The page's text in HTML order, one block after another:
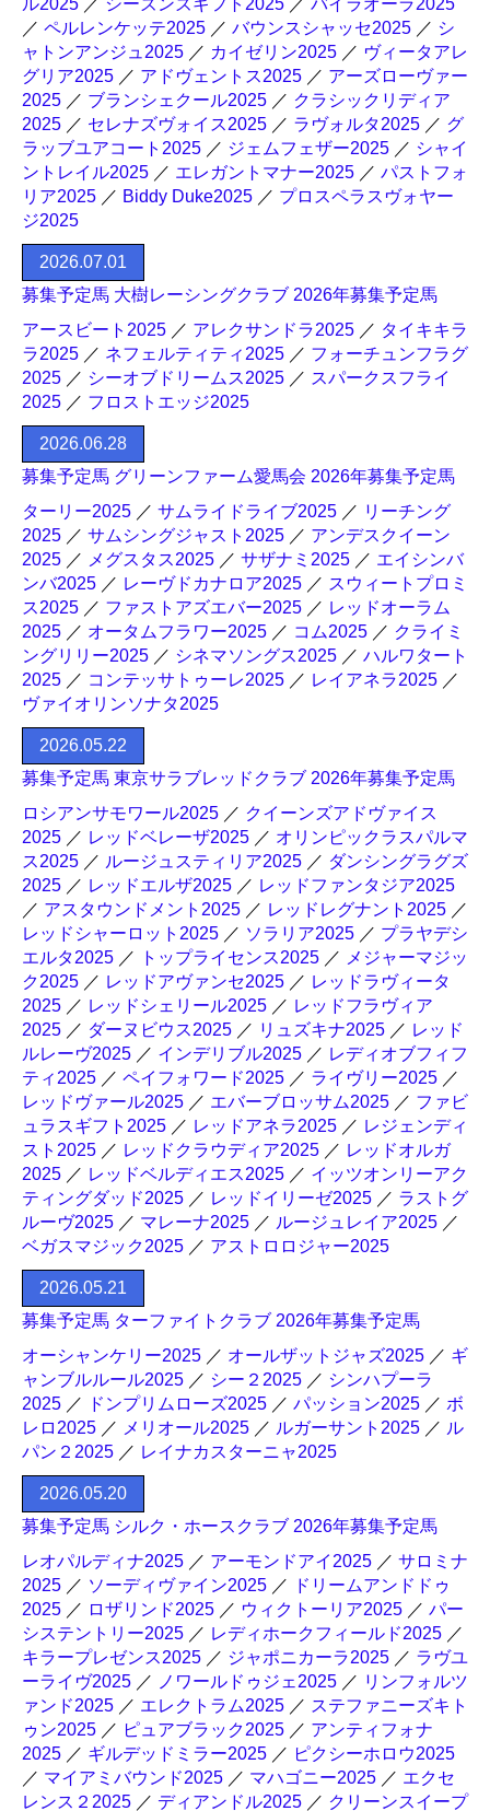
ル2025 ／ シーズンズギフト2025 ／ バイラオーラ2025
／ ペルレンケッテ2025 ／ バウンスシャッセ2025 ／ シ
ャトンアンジュ2025 ／ カイゼリン2025 ／ ヴィータアレ
グリア2025 ／ アドヴェントス2025 ／ アーズローヴァー
2025 ／ ブランシェクール2025 ／ クラシックリディア
2025 ／ セレナズヴォイス2025 ／ ラヴォルタ2025 ／ グ
ラッブユアコート2025 ／ ジェムフェザー2025 ／ シャイ
ントレイル2025 ／ エレガントマナー2025 ／ パストフォ
リア2025 ／ Biddy Duke2025 ／ プロスペラスヴォヤー
ジ2025
2026.07.01
募集予定馬 大樹レーシングクラブ 2026年募集予定馬
アースビート2025 ／ アレクサンドラ2025 ／ タイキキラ
ラ2025 ／ ネフェルティティ2025 ／ フォーチュンフラグ
2025 ／ シーオブドリームス2025 ／ スパークスフライ
2025 ／ フロストエッジ2025
2026.06.28
募集予定馬 グリーンファーム愛馬会 2026年募集予定馬
ターリー2025 ／ サムライドライブ2025 ／ リーチング
2025 ／ サムシングジャスト2025 ／ アンデスクイーン
2025 ／ メグスタス2025 ／ サザナミ2025 ／ エイシンバ
ンバ2025 ／ レーヴドカナロア2025 ／ スウィートプロミ
ス2025 ／ ファストアズエバー2025 ／ レッドオーラム
2025 ／ オータムフラワー2025 ／ コム2025 ／ クライミ
ングリリー2025 ／ シネマソングス2025 ／ ハルワタート
2025 ／ コンテッサトゥーレ2025 ／ レイアネラ2025 ／
ヴァイオリンソナタ2025
2026.05.22
募集予定馬 東京サラブレッドクラブ 2026年募集予定馬
ロシアンサモワール2025 ／ クイーンズアドヴァイス
2025 ／ レッドベレーザ2025 ／ オリンピックラスパルマ
ス2025 ／ ルージュスティリア2025 ／ ダンシングラグズ
2025 ／ レッドエルザ2025 ／ レッドファンタジア2025
／ アスタウンドメント2025 ／ レッドレグナント2025 ／
レッドシャーロット2025 ／ ソラリア2025 ／ プラヤデシ
エルタ2025 ／ トップライセンス2025 ／ メジャーマジッ
ク2025 ／ レッドアヴァンセ2025 ／ レッドラヴィータ
2025 ／ レッドシェリール2025 ／ レッドフラヴィア
2025 ／ ダーヌビウス2025 ／ リュズキナ2025 ／ レッド
ルレーヴ2025 ／ インデリブル2025 ／ レディオブフィフ
ティ2025 ／ ペイフォワード2025 ／ ライヴリー2025 ／
レッドヴァール2025 ／ エバーブロッサム2025 ／ ファビ
ュラスギフト2025 ／ レッドアネラ2025 ／ レジェンディ
スト2025 ／ レッドクラウディア2025 ／ レッドオルガ
2025 ／ レッドベルディエス2025 ／ イッツオンリーアク
ティングダッド2025 ／ レッドイリーゼ2025 ／ ラストグ
ルーヴ2025 ／ マレーナ2025 ／ ルージュレイア2025 ／
ベガスマジック2025 ／ アストロロジャー2025
2026.05.21
募集予定馬 ターファイトクラブ 2026年募集予定馬
オーシャンケリー2025 ／ オールザットジャズ2025 ／ ギ
ャンブルルール2025 ／ シー２2025 ／ シンハプーラ
2025 ／ ドンプリムローズ2025 ／ パッション2025 ／ ボ
レロ2025 ／ メリオール2025 ／ ルガーサント2025 ／ ル
パン２2025 ／ レイナカスターニャ2025
2026.05.20
募集予定馬 シルク・ホースクラブ 2026年募集予定馬
レオパルディナ2025 ／ アーモンドアイ2025 ／ サロミナ
2025 ／ ソーディヴァイン2025 ／
ドリームアンドドゥ
2025 ／ ロザリンド2025 ／ ウィクトーリア2025 ／ パー
システントリー2025 ／ レディホークフィールド2025 ／
キラープレゼンス2025 ／ ジャポニカーラ2025 ／ ラヴユ
ーライヴ2025 ／ ノワールドゥジェ2025 ／ リンフォルツ
ァンド2025 ／ エレクトラム2025 ／ ステファニーズキト
ゥン2025 ／ ピュアブラック2025 ／ アンティフォナ
2025 ／ ギルデッドミラー2025 ／ ピクシーホロウ2025
／ マイアミバウンド2025 ／ マハゴニー2025 ／ エクセ
レンス２2025 ／ ディアンドル2025 ／ クリーンスイープ